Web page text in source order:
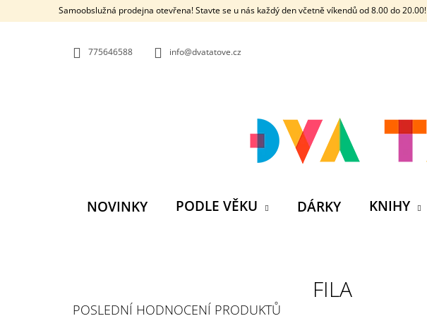
Samoobslužná prodejna otevřena! Stavte se u nás každý den včetně víkendů od 8.00 do 20.00!
775646588 info@dvatatove.cz
NOVINKY PODLE VĚKU DÁRKY KNIHY
POSLEDNÍ HODNOCENÍ PRODUKTŮ
FILA
O
MŮJ PRÁZDNINOVÝ KÁMOŠ - KNIHA